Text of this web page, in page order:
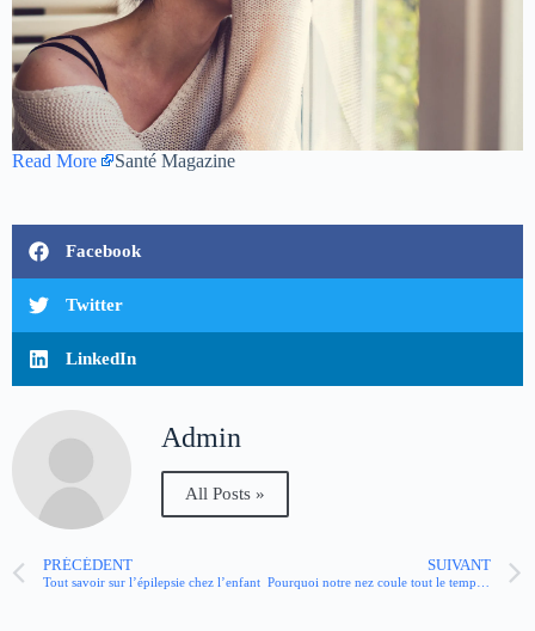
Read More Santé Magazine
Facebook
Twitter
LinkedIn
Admin
All Posts »
PRÉCÉDENT
Tout savoir sur l’épilepsie chez l’enfant
SUIVANT
Pourquoi notre nez coule tout le temps l’hiver ?